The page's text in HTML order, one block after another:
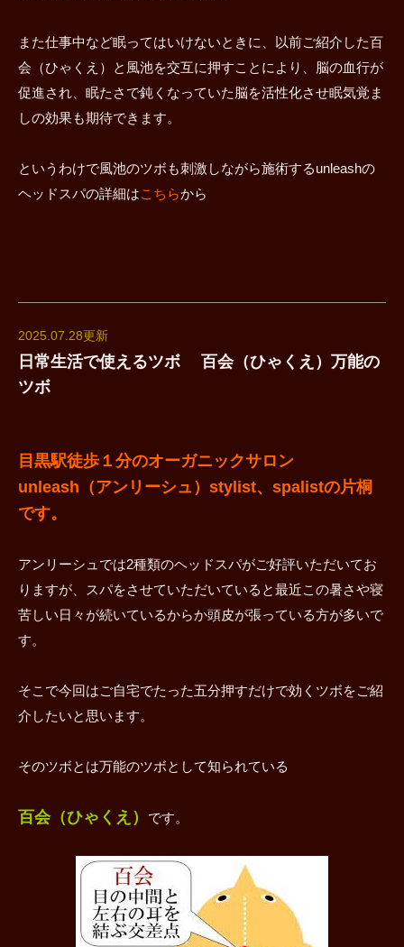
また仕事中など眠ってはいけないときに、以前ご紹介した百
会（ひゃくえ）と風池を交互に押すことにより、脳の血行が
促進され、眠たさで鈍くなっていた脳を活性化させ眠気覚ま
しの効果も期待できます。
というわけで風池のツボも刺激しながら施術するunleashの
ヘッドスパの詳細はこちらから
2025.07.28更新
日常生活で使えるツボ 百会（ひゃくえ）万能の
ツボ
目黒駅徒歩１分のオーガニックサロン
unleash（アンリーシュ）stylist、spalistの片桐
です。
アンリーシュでは2種類のヘッドスパがご好評いただいてお
りますが、スパをさせていただいていると最近この暑さや寝
苦しい日々が続いているからか頭皮が張っている方が多いで
す。
そこで今回はご自宅でたった五分押すだけで効くツボをご紹
介したいと思います。
そのツボとは万能のツボとして知られている
百会（ひゃくえ） です。